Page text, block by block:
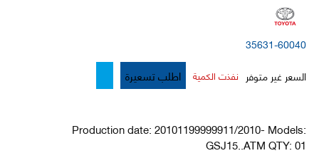
35631-60040
السعر غير متوفر نفذت الكمية اطلب تسعيرة
Production date: 20101199999911/2010- Models:
GSJ15..ATM QTY: 01